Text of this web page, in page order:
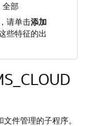
全部
请单击添加
些特征的出
件管理的子程序。